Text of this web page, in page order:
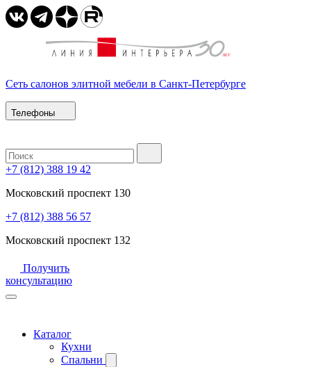
Сеть салонов элитной мебели в Санкт-Петербурге
Телефоны
+7 (812) 388 19 42
Московский проспект 130
+7 (812) 388 56 57
Московский проспект 132
Получить
консультацию
Каталог
Кухни
Спальни